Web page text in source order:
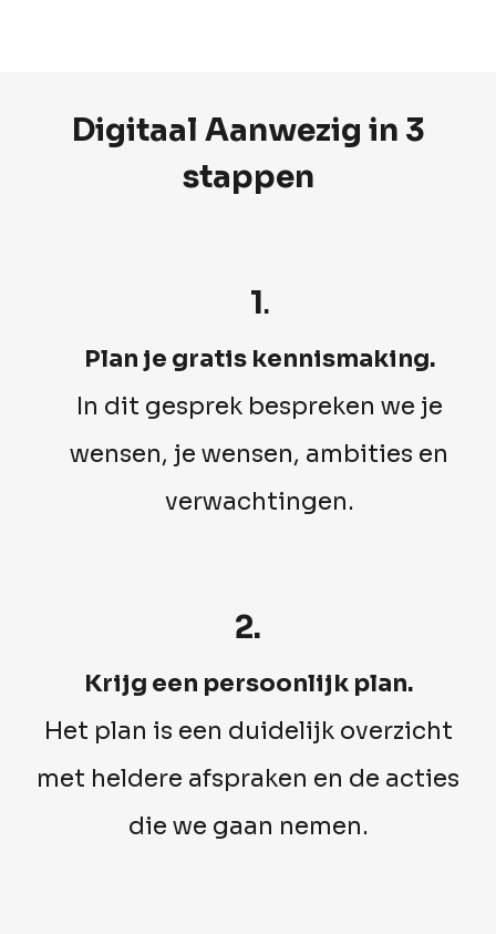
Digitaal Aanwezig in 3
stappen
1.
Plan je gratis kennismaking.
In dit gesprek bespreken we je
wensen, je wensen, ambities en
verwachtingen.
2.
Krijg een persoonlijk plan.
Het plan is een duidelijk overzicht
met heldere afspraken en de acties
die we gaan nemen.